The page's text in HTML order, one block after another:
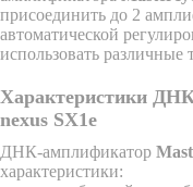
присоединить до 2
автоматической
использовать
Характеристики
nexus SX1e
ДНК-амплификатор
характеристики: